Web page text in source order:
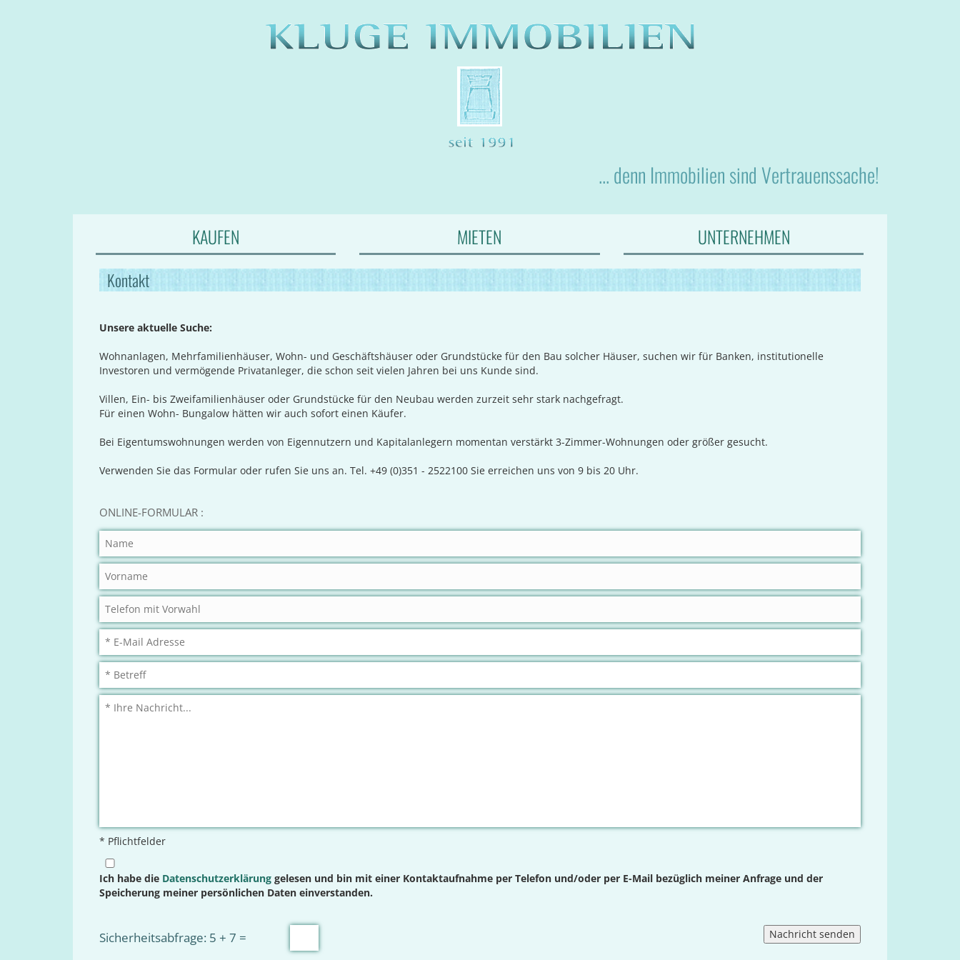
... denn Immobilien sind Vertrauenssache!
KAUFEN MIETEN UNTERNEHMEN
Kontakt
Unsere aktuelle Suche:
Wohnanlagen, Mehrfamilienhäuser, Wohn- und Geschäftshäuser oder Grundstücke für den Bau solcher Häuser, suchen wir für Banken, institutionelle
Investoren und vermögende Privatanleger, die schon seit vielen Jahren bei uns Kunde sind.
Villen, Ein- bis Zweifamilienhäuser oder Grundstücke für den Neubau werden zurzeit sehr stark nachgefragt.
Für einen Wohn- Bungalow hätten wir auch sofort einen Käufer.
Bei Eigentumswohnungen werden von Eigennutzern und Kapitalanlegern momentan verstärkt 3-Zimmer-Wohnungen oder größer gesucht.
Verwenden Sie das Formular oder rufen Sie uns an. Tel. +49 (0)351 - 2522100 Sie erreichen uns von 9 bis 20 Uhr.
ONLINE-FORMULAR :
* Pflichtfelder
Ich habe die Datenschutzerklärung gelesen und bin mit einer Kontaktaufnahme per Telefon und/oder per E-Mail bezüglich meiner Anfrage und der
Speicherung meiner persönlichen Daten einverstanden.
Sicherheitsabfrage: 5 + 7 =